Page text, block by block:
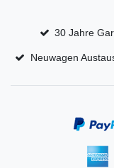
30 Jahre
Neuwagen